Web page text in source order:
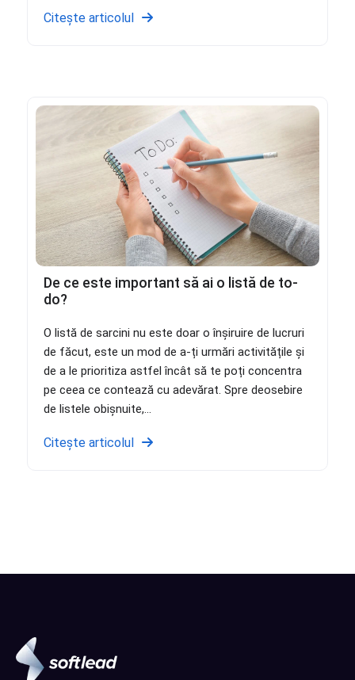
Citește articolul
De ce este important să ai o listă de to-
do?
O listă de sarcini nu este doar o înșiruire de lucruri
de făcut, este un mod de a-ți urmări activitățile și
de a le prioritiza astfel încât să te poți concentra
pe ceea ce contează cu adevărat. Spre deosebire
de listele obișnuite,...
Citește articolul